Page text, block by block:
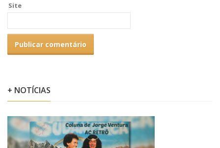
Site
+ NOTÍCIAS